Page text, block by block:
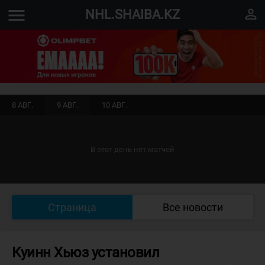
menu NHL.SHAIBA.KZ perm_identity
8 АВГ. 9 АВГ. 10 АВГ.
В этот день нет матчей
Страница Все новости
Куинн Хьюз установил